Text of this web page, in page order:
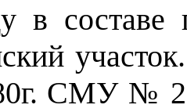
в составе
СМУ №